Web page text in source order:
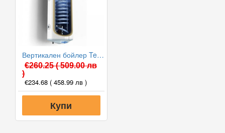
Вертикален бойлер Tesy GCVSL 8038 30 B12 TSRP с лява серпентина
€260.25( 509.00 лв
)
€234.68 ( 458.99 лв )
Купи